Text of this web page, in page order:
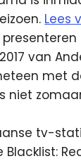
Lees
van
met
niet
tv-
Blacklist: